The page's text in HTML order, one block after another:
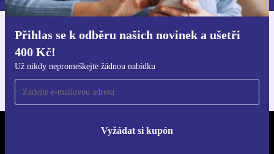
Přihlas se k odběru našich novinek a ušetři
400 Kč!
Už nikdy nepromeškejte žádnou nabídku
Vyžádat si kupón
Stáhni si aplikaci refurbed
REFURBED ČESKO - RETHINK NEW.